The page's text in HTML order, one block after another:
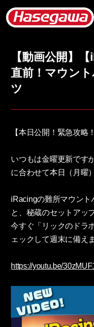
【動画公開】
直前！マウン
ツ
【本日公開！緊急攻略！
いつもは金曜更新です
に合わせて本日（月曜
iRacingの難所マウン
と、秘蔵のセットアッ
今すぐ「リックのドラ
ェックして週末に備え
https://youtu.be/